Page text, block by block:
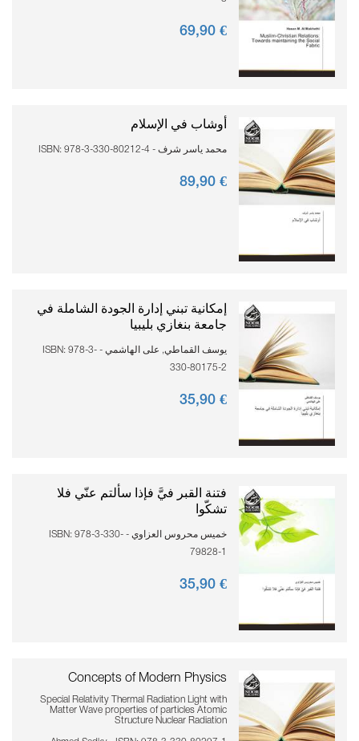
€ 69,
90
أوشاب في الإسلام
محمد ياسر شرف - ISBN: 978-3-330-80212-4
€ 89,
90
إمكانية تبني إدارة الجودة الشاملة في
جامعة بنغازي بليبيا
يوسف القماطي, على الهاشمي - ISBN: 978-3-
330-80175-2
€ 35,
90
فتنة القبر فيَّ فإذا سألتم عنّي فلا
تشكّوا
خميس محروس العزاوي - ISBN: 978-3-330-
79828-1
€ 35,
90
Concepts of Modern Physics
Special Relativity Thermal Radiation Light with
Matter Wave properties of particles Atomic
Structure Nuclear Radiation